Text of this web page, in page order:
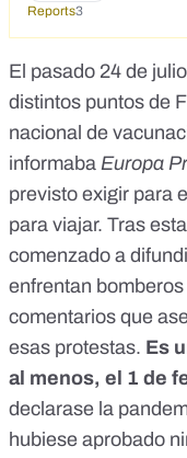
Reports3
El pasado 24 de
distintos puntos de
nacional de
informaba Europa
previsto exigir para
para viajar. Tras
comenzado a
enfrentan
comentarios que
esas protestas. Es
al menos, el 1 de
declarase la
hubiese aprobado